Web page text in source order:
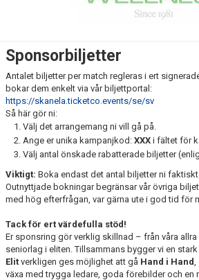
Sponsorbiljetter
Antalet biljetter per match regleras i ert
bokar dem enkelt via vår biljettportal:
https://skanela.ticketco.events/se/sv
Så här gör ni:
Välj det arrangemang ni vill gå på.
Ange er unika kampanjkod: XXX i fältet för
Välj antal önskade rabatterade biljetter
Viktigt: Boka endast det antal biljetter ni
Outnyttjade bokningar begränsar vår övriga
med hög efterfrågan, var gärna ute i god tid för
Tack för ert värdefulla stöd!
Er sponsring gör verklig skillnad – från våra
seniorlag i eliten. Tillsammans bygger vi en
Elit verkligen ges möjlighet att gå Hand i Hand,
växa med trygga ledare, goda förebilder och en